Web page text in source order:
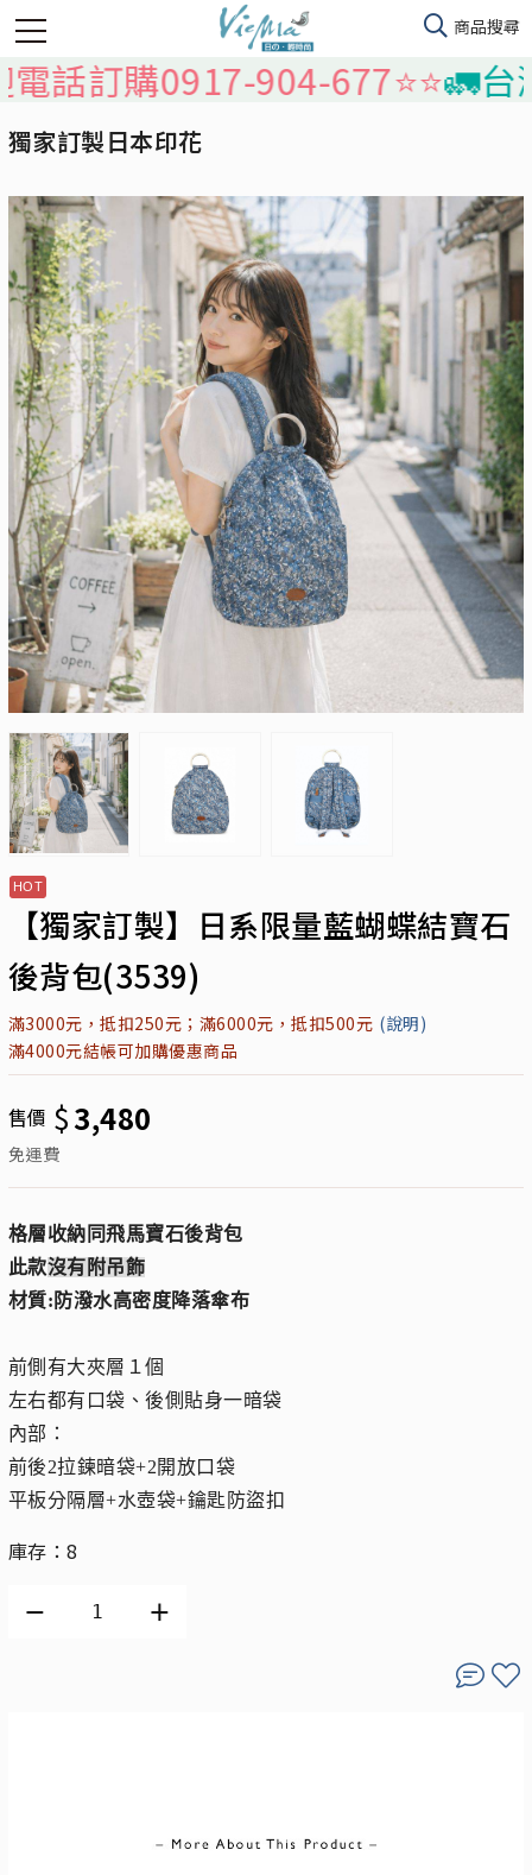
購0917-904-677⭐️⭐️🚛台灣本
獨家訂製日本印花
【獨家訂製】日系限量藍蝴蝶結寶石
後背包(3539)
滿3000元，抵扣250元；滿6000元，抵扣500元 (說明)
滿4000元結帳可加購優惠商品
售價 $3,480
免運費
格層收納同飛馬寶石後背包
此款沒有附吊飾
材質:防潑水高密度降落傘布
前側有大夾層１個
左右都有口袋、後側貼身一暗袋
內部：
前後2拉鍊暗袋+2開放口袋
平板分隔層+水壺袋+鑰匙防盜扣
庫存：8